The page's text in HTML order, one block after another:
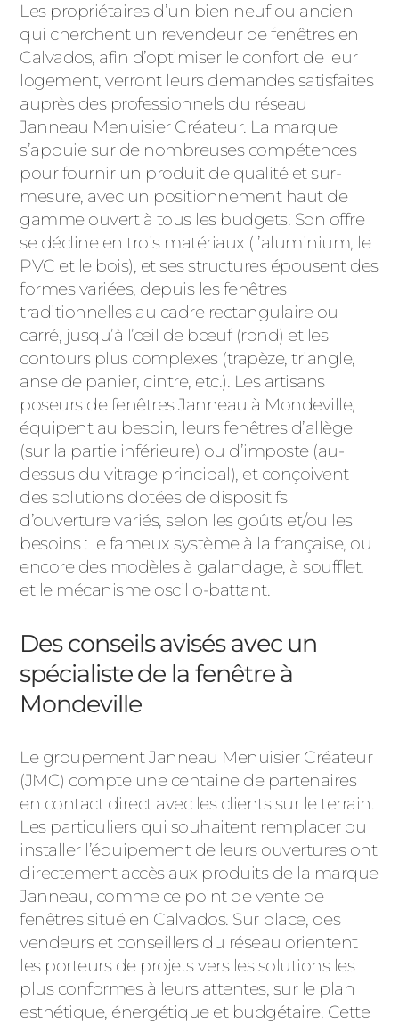
Les propriétaires d’un bien neuf ou ancien
qui cherchent un revendeur de fenêtres en
Calvados, afin d’optimiser le confort de leur
logement, verront leurs demandes satisfaites
auprès des professionnels du réseau
Janneau Menuisier Créateur. La marque
s’appuie sur de nombreuses compétences
pour fournir un produit de qualité et sur-
mesure, avec un positionnement haut de
gamme ouvert à tous les budgets. Son offre
se décline en trois matériaux (l’aluminium, le
PVC et le bois), et ses structures épousent des
formes variées, depuis les fenêtres
traditionnelles au cadre rectangulaire ou
carré, jusqu’à l’œil de bœuf (rond) et les
contours plus complexes (trapèze, triangle,
anse de panier, cintre, etc.). Les artisans
poseurs de fenêtres Janneau à Mondeville,
équipent au besoin, leurs fenêtres d’allège
(sur la partie inférieure) ou d’imposte (au-
dessus du vitrage principal), et conçoivent
des solutions dotées de dispositifs
d’ouverture variés, selon les goûts et/ou les
besoins : le fameux système à la française, ou
encore des modèles à galandage, à soufflet,
et le mécanisme oscillo-battant.
Des conseils avisés avec un
spécialiste de la fenêtre à
Mondeville
Le groupement Janneau Menuisier Créateur
(JMC) compte une centaine de partenaires
en contact direct avec les clients sur le terrain.
Les particuliers qui souhaitent remplacer ou
installer l’équipement de leurs ouvertures ont
directement accès aux produits de la marque
Janneau, comme ce point de vente de
fenêtres situé en Calvados. Sur place, des
vendeurs et conseillers du réseau orientent
les porteurs de projets vers les solutions les
plus conformes à leurs attentes, sur le plan
esthétique, énergétique et budgétaire. Cette